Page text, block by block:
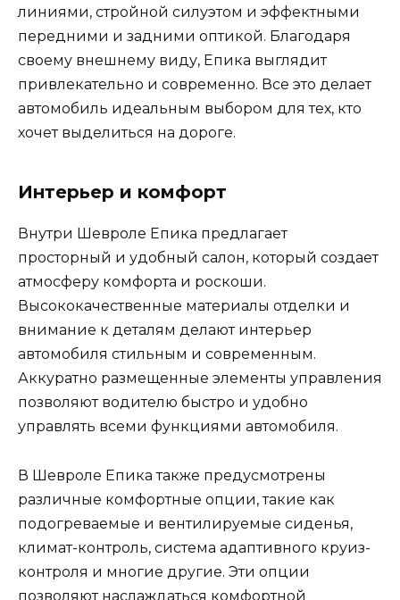
линиями, стройной силуэтом и эффектными
передними и задними оптикой. Благодаря
своему внешнему виду, Епика выглядит
привлекательно и современно. Все это делает
автомобиль идеальным выбором для тех, кто
хочет выделиться на дороге.
Интерьер и комфорт
Внутри Шевроле Епика предлагает
просторный и удобный салон, который создает
атмосферу комфорта и роскоши.
Высококачественные материалы отделки и
внимание к деталям делают интерьер
автомобиля стильным и современным.
Аккуратно размещенные элементы управления
позволяют водителю быстро и удобно
управлять всеми функциями автомобиля.
В Шевроле Епика также предусмотрены
различные комфортные опции, такие как
подогреваемые и вентилируемые сиденья,
климат-контроль, система адаптивного круиз-
контроля и многие другие. Эти опции
позволяют наслаждаться комфортной